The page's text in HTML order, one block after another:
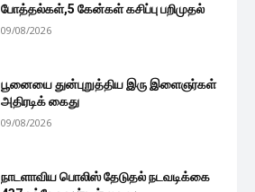
போத்தல்கள்,5 கேன்கள் கசிப்பு பறிமுதல்
09/08/2026
பூனையை துன்புறுத்திய இரு இளைஞர்கள்
அதிரடிக் கைது
09/08/2026
நாடளாவிய பொலிஸ் தேடுதல் நடவடிக்கை